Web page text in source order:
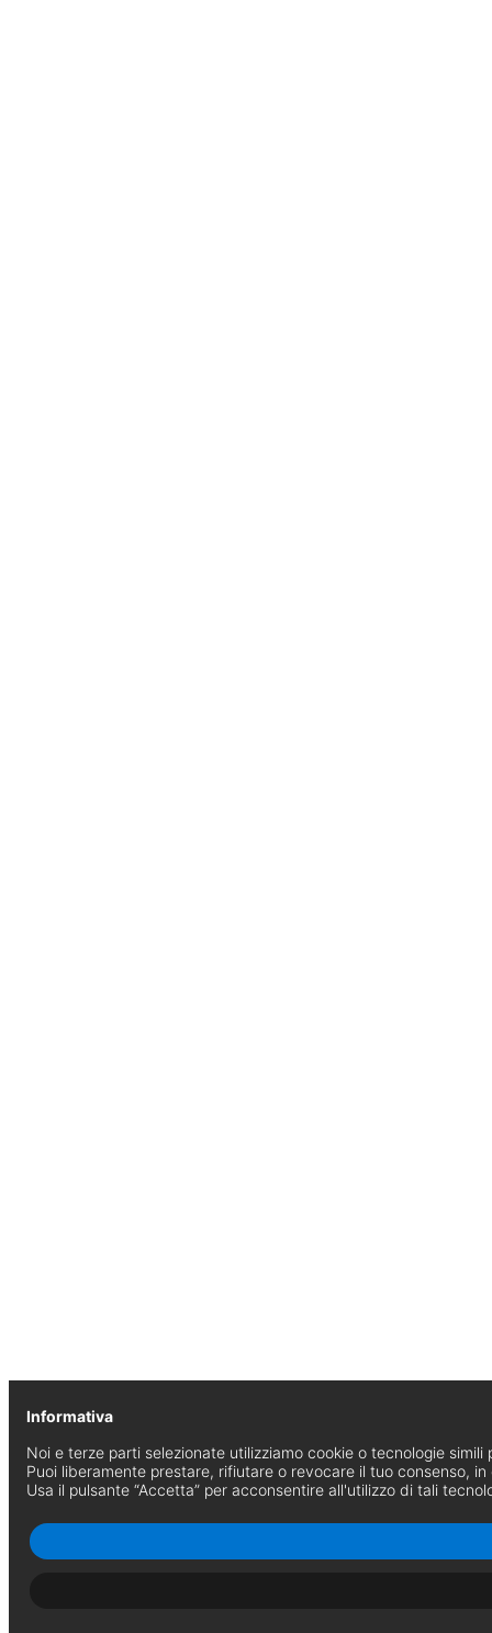
Informativa
Noi e terze parti selezionate utilizziamo cookie o tecnologie
Puoi liberamente prestare, rifiutare o revocare il tuo consenso, in
Usa il pulsante “Accetta” per acconsentire all'utilizzo di tali